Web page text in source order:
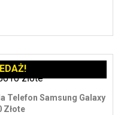
Telefon Samsung Galaxy
Złote